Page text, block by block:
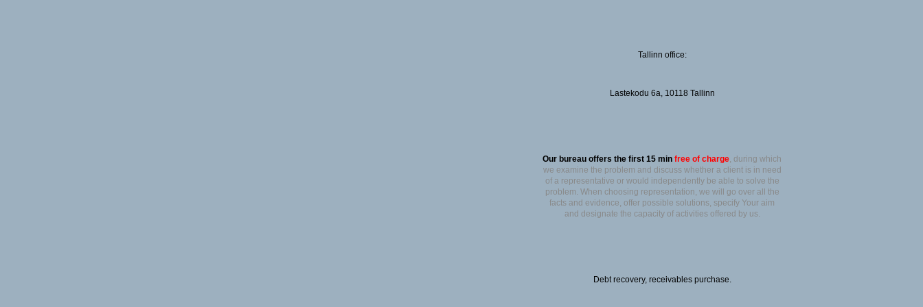
Tallinn office:
Lastekodu 6a, 10118 Tallinn
Our bureau offers the first 15 min free of charge, during which
we examine the problem and discuss whether a client is in need
of a representative or would independently be able to solve the
problem. When choosing representation, we will go over all the
facts and evidence, offer possible solutions, specify Your aim
and designate the capacity of activities offered by us.
Debt recovery, receivables purchase.